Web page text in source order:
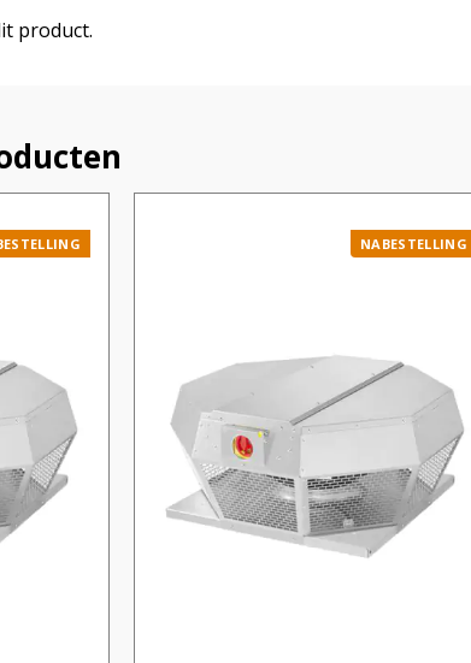
product.
NABESTELLING